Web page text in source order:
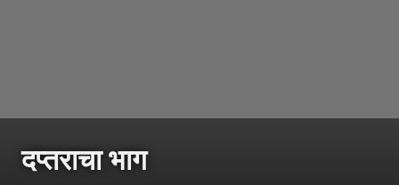
दप्तराचा भाग